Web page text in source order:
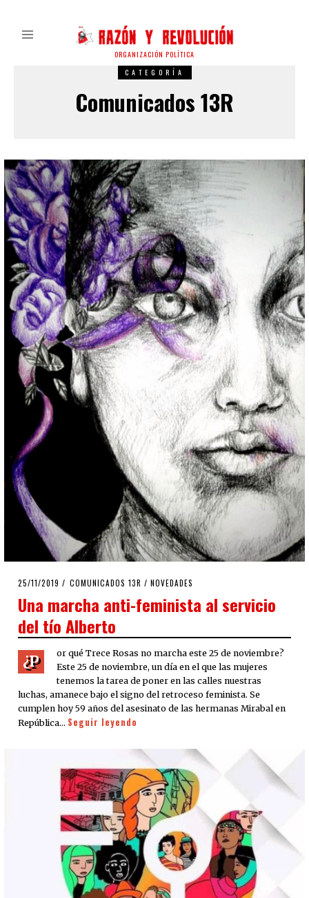
ORGANIZACIÓN POLÍTICA
CATEGORÍA
Comunicados 13R
POSTED
25/11/2019 25/11/2019
COMUNICADOS 13R / NOVEDADES
Una marcha anti-feminista al servicio
del tío Alberto
¿P
or qué Trece Rosas no marcha este 25 de noviembre?
Este 25 de noviembre, un día en el que las mujeres
tenemos la tarea de poner en las calles nuestras
luchas, amanece bajo el signo del retroceso feminista. Se
cumplen hoy 59 años del asesinato de las hermanas Mirabal en
República… Seguir leyendo